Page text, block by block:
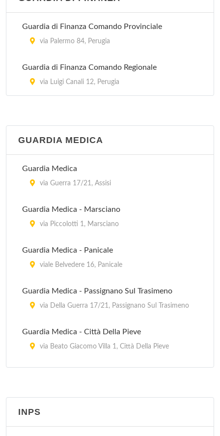
Guardia di Finanza Comando Provinciale
via Palermo 84, Perugia
Guardia di Finanza Comando Regionale
via Luigi Canali 12, Perugia
GUARDIA MEDICA
Guardia Medica
via Guerra 17/21, Assisi
Guardia Medica - Marsciano
via Piccolotti 1, Marsciano
Guardia Medica - Panicale
viale Belvedere 16, Panicale
Guardia Medica - Passignano Sul Trasimeno
via Della Guerra 17/21, Passignano Sul Trasimeno
Guardia Medica - Città Della Pieve
via Beato Giacomo Villa 1, Città Della Pieve
Guardia Medica - Todi
via Matteotti Giacomo , Todi
INPS